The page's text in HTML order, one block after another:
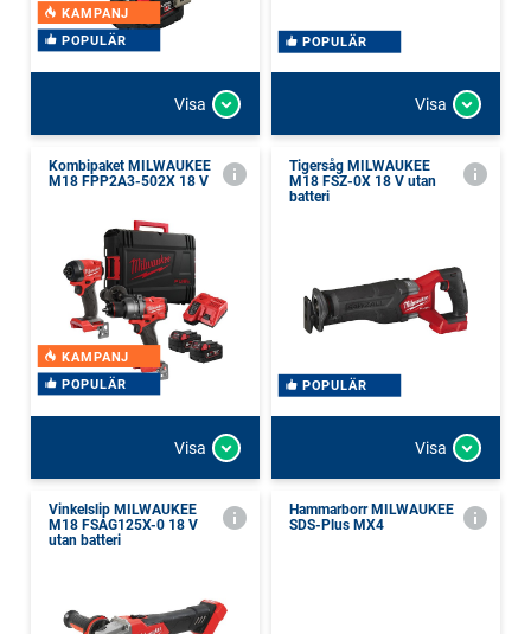
KAMPANJ
POPULÄR
Visa
POPULÄR
Visa
Kombipaket MILWAUKEE
M18 FPP2A3-502X 18 V
KAMPANJ
POPULÄR
Visa
Tigersåg MILWAUKEE
M18 FSZ-0X 18 V utan
batteri
POPULÄR
Visa
Vinkelslip MILWAUKEE
M18 FSAG125X-0 18 V
utan batteri
Hammarborr MILWAUKEE
SDS-Plus MX4